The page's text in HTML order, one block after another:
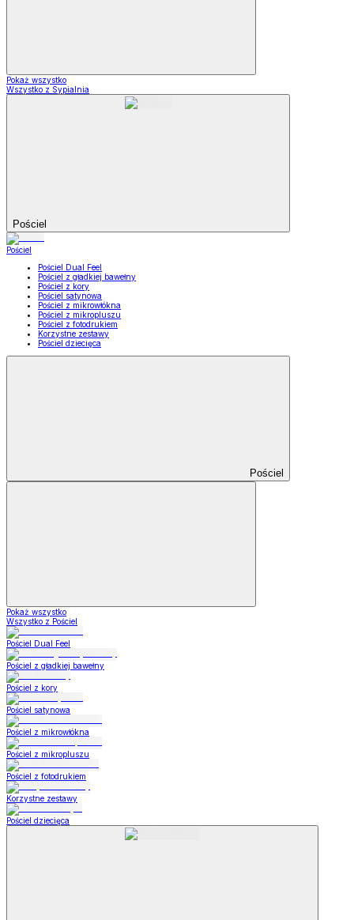
Pokaż wszystko
Wszystko z Sypialnia
Pościel
Pościel
Pościel Dual Feel
Pościel z gładkiej bawełny
Pościel z kory
Pościel satynowa
Pościel z mikrowłókna
Pościel z mikropluszu
Pościel z fotodrukiem
Korzystne zestawy
Pościel dziecięca
Pościel
Pokaż wszystko
Wszystko z Pościel
Pościel Dual Feel
Pościel z gładkiej bawełny
Pościel z kory
Pościel satynowa
Pościel z mikrowłókna
Pościel z mikropluszu
Pościel z fotodrukiem
Korzystne zestawy
Pościel dziecięca